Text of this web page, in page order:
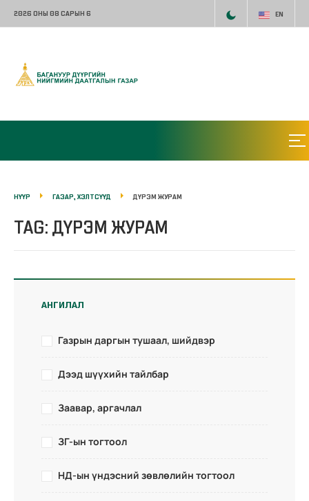
2026 ОНЫ 08 САРЫН 6 EN
НҮҮР ГАЗАР, ХЭЛТСҮҮД ДҮРЭМ ЖУРАМ
TAG: ДҮРЭМ ЖУРАМ
АНГИЛАЛ
Газрын даргын тушаал, шийдвэр
Дээд шүүхийн тайлбар
Заавар, аргачлал
ЗГ-ын тогтоол
НД-ын үндэсний зөвлөлийн тогтоол